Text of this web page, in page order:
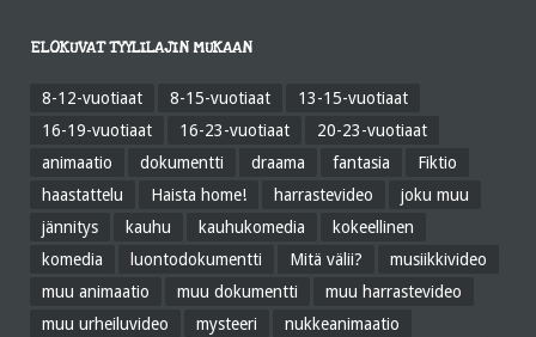
ELOKUVAT TYYLILAJIN MUKAAN
8-12-vuotiaat 8-15-vuotiaat
13-15-vuotiaat
16-19-vuotiaat
16-23-vuotiaat
20-23-vuotiaat
animaatio
dokumentti draama fantasia
Fiktio
haastattelu
Haista home! harrastevideo
joku muu
jännitys
kauhu kauhukomedia
kokeellinen
komedia
luontodokumentti Mitä välii?
musiikkivideo
muu animaatio
muu dokumentti
muu harrastevideo
muu urheiluvideo
mysteeri
nukkeanimaatio